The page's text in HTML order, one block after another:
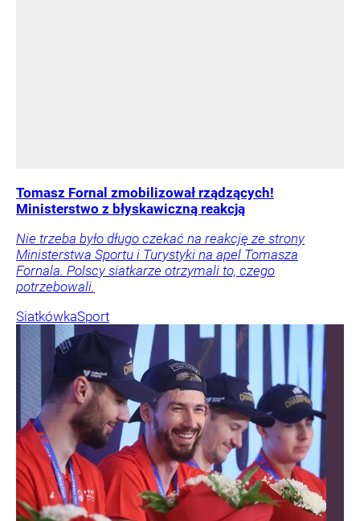
Tomasz Fornal zmobilizował rządzących!
Ministerstwo z błyskawiczną reakcją
Nie trzeba było długo czekać na reakcję ze strony
Ministerstwa Sportu i Turystyki na apel Tomasza
Fornala. Polscy siatkarze otrzymali to, czego
potrzebowali.
SiatkówkaSport